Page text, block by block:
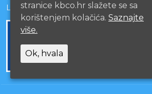
Lista projekata
stranice kbco.hr slažete se sa
korištenjem kolačića. Saznajte
više.
Ok, hvala